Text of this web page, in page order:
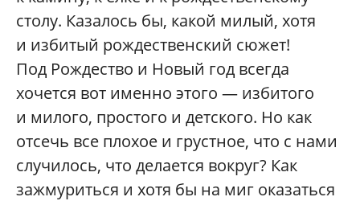
столу. Казалось бы, какой милый, хотя
и избитый рождественский сюжет!
Под Рождество и Новый год всегда
хочется вот именно этого — избитого
и милого, простого и детского. Но как
отсечь все плохое и грустное, что с нами
случилось, что делается вокруг? Как
зажмуриться и хотя бы на миг оказаться